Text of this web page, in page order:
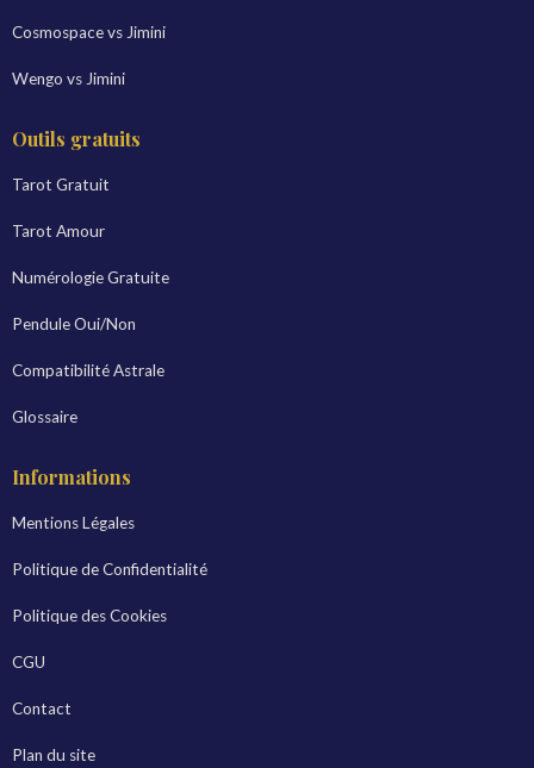
Cosmospace vs Jimini
Wengo vs Jimini
Outils gratuits
Tarot Gratuit
Tarot Amour
Numérologie Gratuite
Pendule Oui/Non
Compatibilité Astrale
Glossaire
Informations
Mentions Légales
Politique de Confidentialité
Politique des Cookies
CGU
Contact
Plan du site